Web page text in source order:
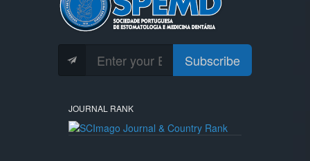
Subscribe
JOURNAL RANK